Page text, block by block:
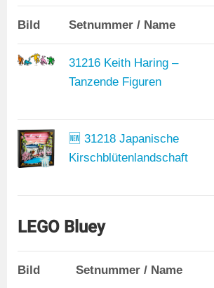
Bild Setnummer / Name
31216 Keith Haring –
Tanzende Figuren
🆕 31218 Japanische
Kirschblütenlandschaft
LEGO Bluey
Bild Setnummer / Name